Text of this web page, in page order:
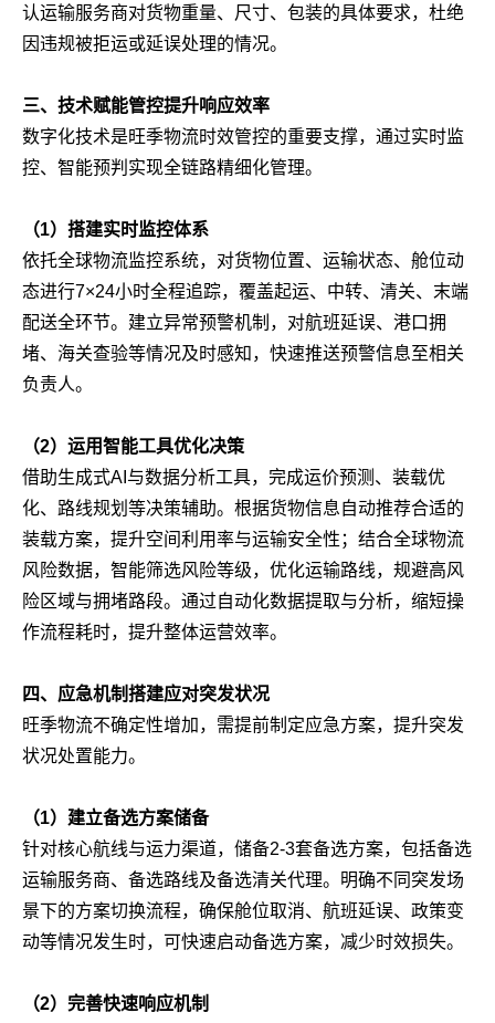
认运输服务商对货物重量、尺寸、包装的具体要求，杜绝
因违规被拒运或延误处理的情况。
三、技术赋能管控提升响应效率
数字化技术是旺季物流时效管控的重要支撑，通过实时监
控、智能预判实现全链路精细化管理。
（1）搭建实时监控体系
依托全球物流监控系统，对货物位置、运输状态、舱位动
态进行7×24小时全程追踪，覆盖起运、中转、清关、末端
配送全环节。建立异常预警机制，对航班延误、港口拥
堵、海关查验等情况及时感知，快速推送预警信息至相关
负责人。
（2）运用智能工具优化决策
借助生成式AI与数据分析工具，完成运价预测、装载优
化、路线规划等决策辅助。根据货物信息自动推荐合适的
装载方案，提升空间利用率与运输安全性；结合全球物流
风险数据，智能筛选风险等级，优化运输路线，规避高风
险区域与拥堵路段。通过自动化数据提取与分析，缩短操
作流程耗时，提升整体运营效率。
四、应急机制搭建应对突发状况
旺季物流不确定性增加，需提前制定应急方案，提升突发
状况处置能力。
（1）建立备选方案储备
针对核心航线与运力渠道，储备2-3套备选方案，包括备选
运输服务商、备选路线及备选清关代理。明确不同突发场
景下的方案切换流程，确保舱位取消、航班延误、政策变
动等情况发生时，可快速启动备选方案，减少时效损失。
（2）完善快速响应机制